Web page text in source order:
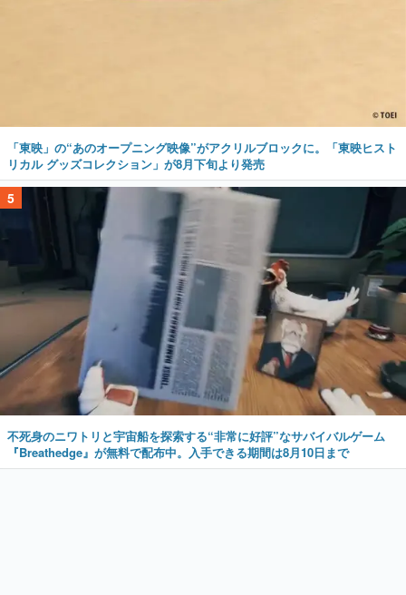
「東映」の“あのオープニング映像”がアクリルブロックに。「東映ヒスト
リカル グッズコレクション」が8月下旬より発売
5
不死身のニワトリと宇宙船を探索する“非常に好評”なサバイバルゲーム
『Breathedge』が無料で配布中。入手できる期間は8月10日まで